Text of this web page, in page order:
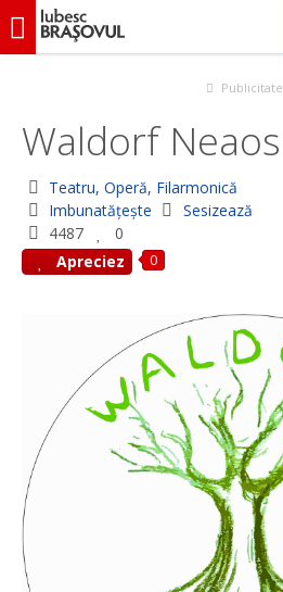
iubescbraşovul.ro
Waldorf Neaos
Publicitate
Waldorf Neaos
Teatru, Operă, Filarmonică
Imbunatățește
Sesizează
4487
0
Apreciez
0